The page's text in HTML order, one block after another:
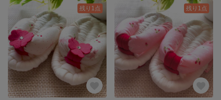
残り1点 残り1点